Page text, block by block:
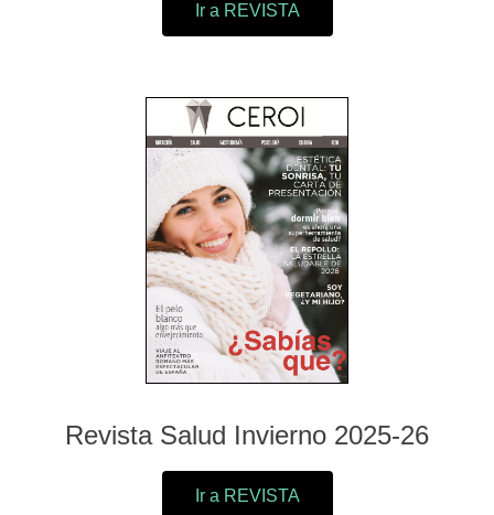
Ir a REVISTA
Revista Salud Invierno 2025-26
Ir a REVISTA